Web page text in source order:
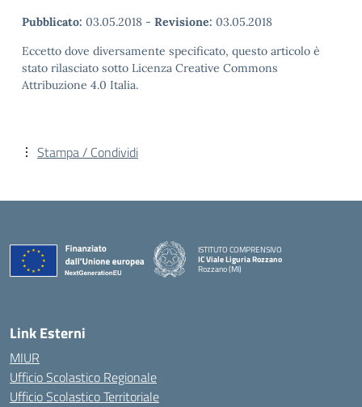
Pubblicato: 03.05.2018 - Revisione: 03.05.2018
Eccetto dove diversamente specificato, questo articolo è
stato rilasciato sotto Licenza Creative Commons
Attribuzione 4.0 Italia.
Stampa / Condividi
ISTITUTO COMPRENSIVO
IC Viale Liguria Rozzano
Rozzano (MI)
Link Esterni
MIUR
Ufficio Scolastico Regionale
Ufficio Scolastico Territoriale